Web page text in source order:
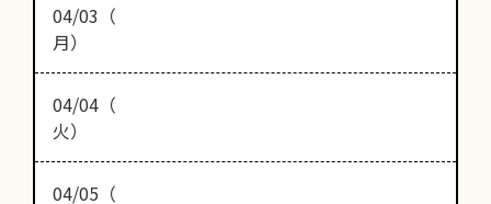
04/03（
月）
04/04（
火）
04/05（